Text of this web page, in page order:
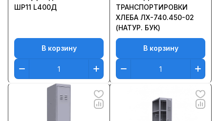
ШР11 L400Д
В корзину
ТРАНСПОРТИРОВКИ
ХЛЕБА ЛХ-740.450-02
(НАТУР. БУК)
В корзину